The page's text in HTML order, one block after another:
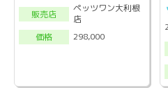
販売店
ペッツワン大利根
店
価格
298,000